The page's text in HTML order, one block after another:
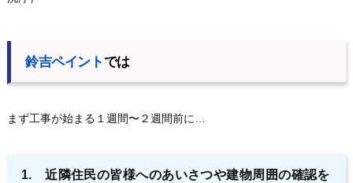
鈴吉ペイントでは
まず工事が始まる１週間〜２週間前に…
1. 近隣住民の皆様へのあいさつや建物周囲の確認を